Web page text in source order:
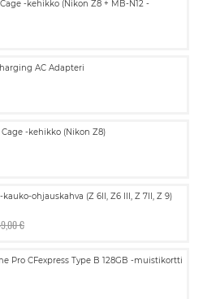
-kehikko (Nikon Z8 + MB-N12 -
AC Adapteri
-kehikko (Nikon Z8)
kauko-ohjauskahva (Z 6II, Z6 III, Z 7II, Z 9)
€
Pro CFexpress Type B 128GB -muistikortti